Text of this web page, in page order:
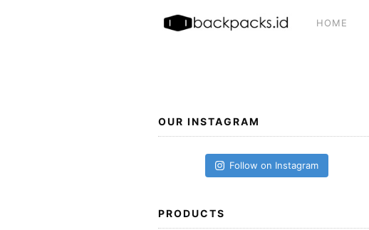
HOME
OUR INSTAGRAM
Follow on Instagram
PRODUCTS